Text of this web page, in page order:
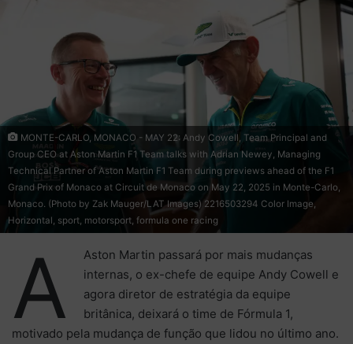
MONTE-CARLO, MONACO - MAY 22: Andy Cowell, Team Principal and
Group CEO at Aston Martin F1 Team talks with Adrian Newey, Managing
Technical Partner of Aston Martin F1 Team during previews ahead of the F1
Grand Prix of Monaco at Circuit de Monaco on May 22, 2025 in Monte-Carlo,
Monaco. (Photo by Zak Mauger/LAT Images) 2216503294 Color Image,
Horizontal, sport, motorsport, formula one racing
A
Aston Martin passará por mais mudanças
internas, o ex-chefe de equipe Andy Cowell e
agora diretor de estratégia da equipe
britânica, deixará o time de Fórmula 1,
motivado pela mudança de função que lidou no último ano.